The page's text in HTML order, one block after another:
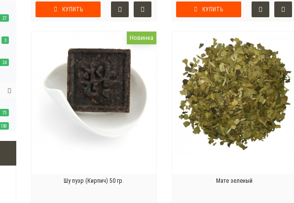
27
3
24
75
138
КУПИТЬ КУПИТЬ
Новинка
Шу пуэр (Кирпич) 50 гр. Мате зеленый